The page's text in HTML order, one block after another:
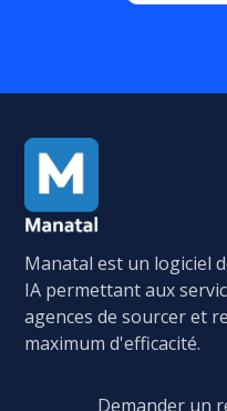
Manatal est un logiciel
IA permettant aux
agences de sourcer et
maximum d'efficacité.
Demander un